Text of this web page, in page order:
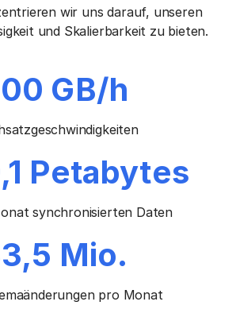
wir uns darauf, unseren
und Skalierbarkeit zu bieten.
GB/h
Petabytes
synchronisierten Daten
Mio.
pro Monat